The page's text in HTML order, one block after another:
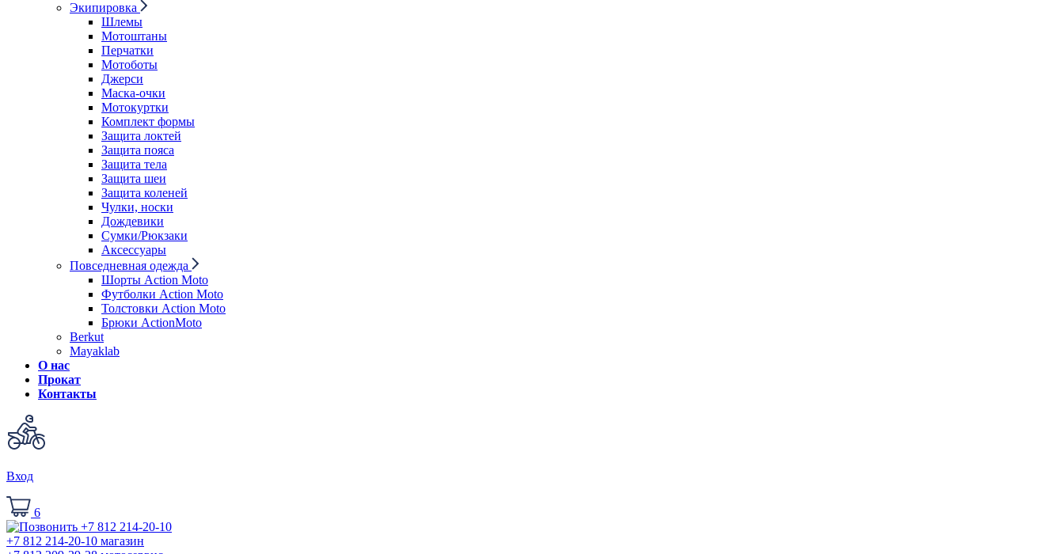
Экипировка
Шлемы
Мотоштаны
Перчатки
Мотоботы
Джерси
Маска-очки
Мотокуртки
Комплект формы
Защита локтей
Защита пояса
Защита тела
Защита шеи
Защита коленей
Чулки, носки
Дождевики
Сумки/Рюкзаки
Аксессуары
Повседневная одежда
Шорты Action Moto
Футболки Action Moto
Толстовки Action Moto
Брюки ActionMoto
Berkut
Mayaklab
О нас
Прокат
Контакты
Вход
6
+7 812 214-20-10 магазин